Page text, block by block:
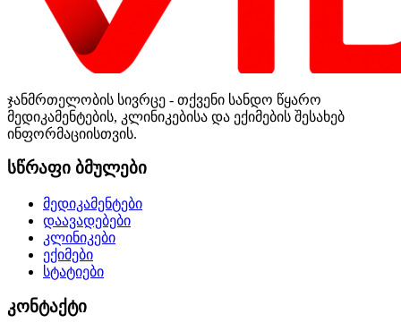
ჯანმრთელობის სივრცე - თქვენი სანდო წყარო
მედიკამენტების, კლინიკებისა და ექიმების შესახებ
ინფორმაციისთვის.
სწრაფი ბმულები
მედიკამენტები
დაავადებები
კლინიკები
ექიმები
სტატიები
კონტაქტი